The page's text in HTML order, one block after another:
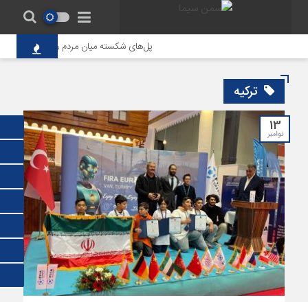
پل‌های شکسته میان مردم و حاکمیت؛
ترکیه
13
نوامبر